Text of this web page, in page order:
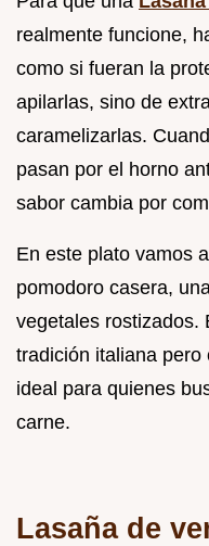
realmente funcione,
como si fueran la
apilarlas, sino de
caramelizarlas.
pasan por el horno
sabor cambia por
En este plato vamos
pomodoro casera,
vegetales rostizados.
tradición italiana pero
ideal para quienes
carne.
Lasaña de